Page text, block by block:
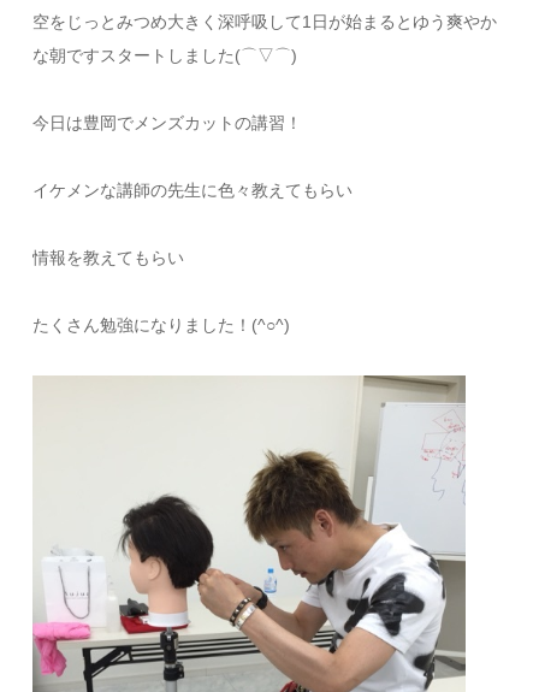
空をじっとみつめ大きく深呼吸して1日が始まるとゆう爽やか
な朝ですスタートしました(⌒▽⌒)
今日は豊岡でメンズカットの講習！
イケメンな講師の先生に色々教えてもらい
情報を教えてもらい
たくさん勉強になりました！(^○^)